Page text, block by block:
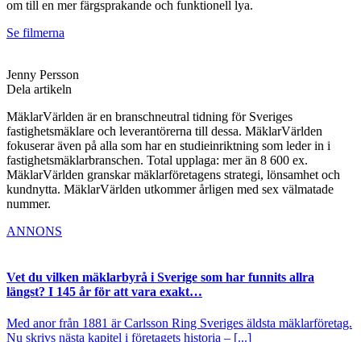
om till en mer färgsprakande och funktionell lya.
Se filmerna
Jenny Persson
Dela artikeln
MäklarVärlden är en branschneutral tidning för Sveriges
fastighetsmäklare och leverantörerna till dessa. MäklarVärlden
fokuserar även på alla som har en studieinriktning som leder in i
fastighetsmäklarbranschen. Total upplaga: mer än 8 600 ex.
MäklarVärlden granskar mäklarföretagens strategi, lönsamhet och
kundnytta. MäklarVärlden utkommer årligen med sex välmatade
nummer.
ANNONS
Vet du vilken mäklarbyrå i Sverige som har funnits allra
längst? I 145 år för att vara exakt…
Med anor från 1881 är Carlsson Ring Sveriges äldsta mäklarföretag.
Nu skrivs nästa kapitel i företagets historia – [...]